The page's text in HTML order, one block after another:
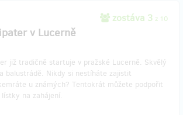
zostáva 3 z 10
v Lucerně
již tradičně startuje v pražské Lucerně. Skvělý
balustrádě. Nikdy si nestíháte zajistit
u známých? Tentokrát můžete podpořit
na zahájení.